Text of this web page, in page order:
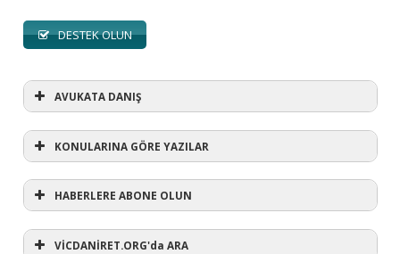
DESTEK OLUN
AVUKATA DANIŞ
AVUKATA DANIŞ
KONULARINA GÖRE YAZILAR
KONULARINA GÖRE YAZILAR
HABERLERE ABONE OLUN
VİCDANİRET.ORG'da ARA